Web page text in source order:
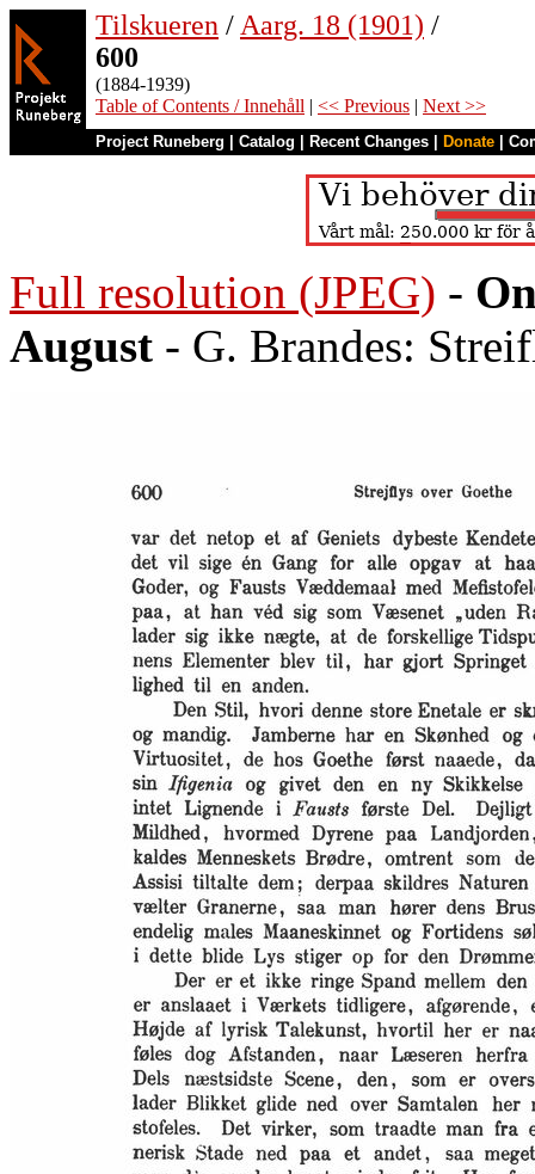
Tilskueren / Aarg. 18 (1901) /
600
(1884-1939)
Table of Contents / Innehåll | << Previous | Next >>
Project Runeberg Catalog Recent Changes Donate
Full resolution (JPEG) -
August - G. Brandes: